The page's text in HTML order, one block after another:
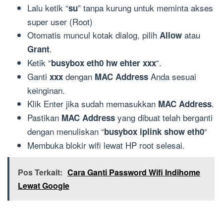
Lalu ketik “su” tanpa kurung untuk meminta akses
super user (Root)
Otomatis muncul kotak dialog, pilih Allow atau
Grant.
Ketik “busybox eth0 hw ehter xxx“.
Ganti xxx dengan MAC Address Anda sesuai
keinginan.
Klik Enter jika sudah memasukkan MAC Address.
Pastikan MAC Address yang dibuat telah berganti
dengan menuliskan “busybox iplink show eth0“
Membuka blokir wifi lewat HP root selesai.
Pos Terkait: Cara Ganti Password Wifi Indihome
Lewat Google